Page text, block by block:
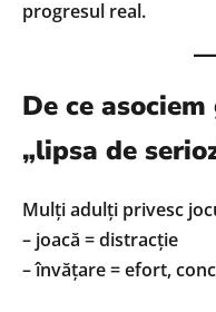
progresul real.
De ce
„lipsa de
Mulți adulți privesc
– joacă = distracție
– învățare = efort,